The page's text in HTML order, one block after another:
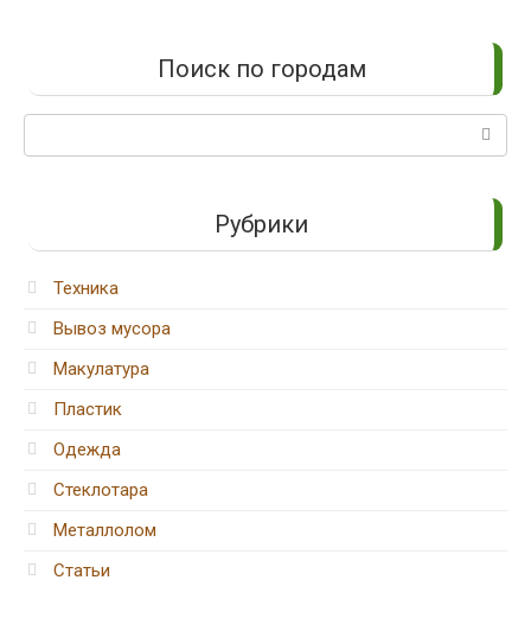
Поиск по городам
Поиск:
Рубрики
Техника
Вывоз мусора
Макулатура
Пластик
Одежда
Стеклотара
Металлолом
Статьи